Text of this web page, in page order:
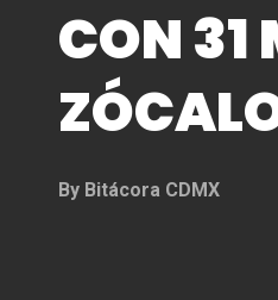
CON 31
By Bitácora CDMX